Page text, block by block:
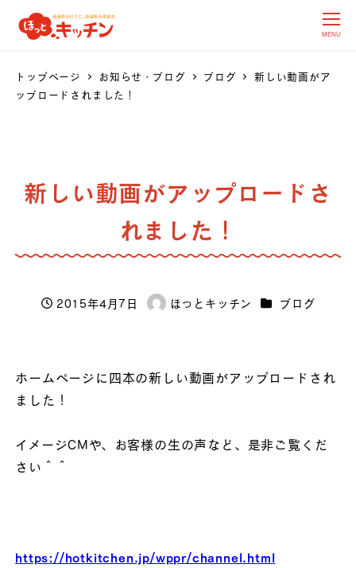
MENU
トップページ お知らせ・ブログ ブログ
新しい動画がア
ップロードされました！
新しい動画がアップロードさ
れました！
投稿日
2015年4月7日
著
ほっとキッチン カテゴリー
ブログ
ホームページに四本の新しい動画がアップロードされ
ました！
イメージCMや、お客様の生の声など、是非ご覧くだ
さい＾＾
https://hotkitchen.jp/wppr/channel.html